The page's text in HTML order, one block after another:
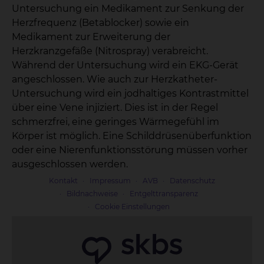
Untersuchung ein Medikament zur Senkung der
Herzfrequenz (Betablocker) sowie ein
Medikament zur Erweiterung der
Herzkranzgefäße (Nitrospray) verabreicht.
Während der Untersuchung wird ein EKG-Gerät
angeschlossen. Wie auch zur Herzkatheter-
Untersuchung wird ein jodhaltiges Kontrastmittel
über eine Vene injiziert. Dies ist in der Regel
schmerzfrei, eine geringes Wärmegefühl im
Körper ist möglich. Eine Schilddrüsenüberfunktion
oder eine Nierenfunktionsstörung müssen vorher
ausgeschlossen werden.
Kontakt Impressum AVB
Datenschutz
Bildnachweise
Entgelttransparenz
Cookie Einstellungen